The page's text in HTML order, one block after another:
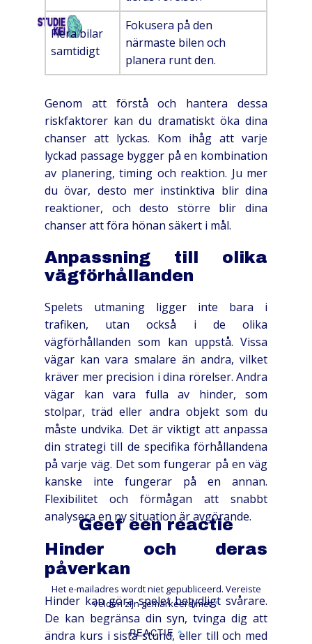
HOME OVER SCHOLEN
Flera bilar
samtidigt
Fokusera på den
närmaste bilen och
planera runt den.
Genom att förstå och hantera dessa
riskfaktorer kan du dramatiskt öka dina
chanser att lyckas. Kom ihåg att varje
lyckad passage bygger på en kombination
av planering, timing och reaktion. Ju mer
du övar, desto mer instinktiva blir dina
reaktioner, och desto större blir dina
chanser att föra hönan säkert i mål.
Anpassning till olika
vägförhållanden
Spelets utmaning ligger inte bara i
trafiken, utan också i de olika
vägförhållanden som kan uppstå. Vissa
vägar kan vara smalare än andra, vilket
kräver mer precision i dina rörelser. Andra
vägar kan vara fulla av hinder, som
stolpar, träd eller andra objekt som du
måste undvika. Det är viktigt att anpassa
din strategi till de specifika förhållandena
på varje väg. Det som fungerar på en väg
kanske inte fungerar på en annan.
Flexibilitet och förmågan att snabbt
analysera en ny situation är avgörande.
Hinder och deras
påverkan
Hinder kan göra spelet betydligt svårare.
De kan begränsa din syn, tvinga dig att
ändra kurs i sista stund, eller till och med
Geef een reactie
Het e-mailadres wordt niet gepubliceerd. Vereiste
velden zijn gemarkeerd met*
REACTIE *